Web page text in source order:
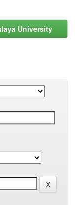
University